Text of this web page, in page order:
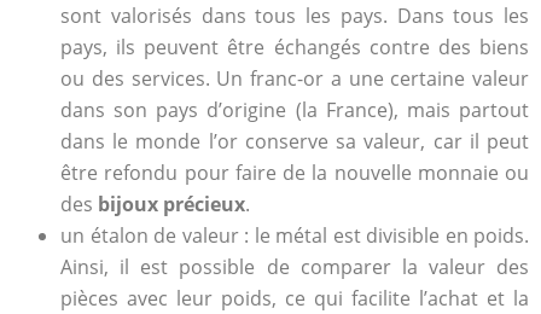
sont valorisés dans tous les pays. Dans tous les
pays, ils peuvent être échangés contre des biens
ou des services. Un franc-or a une certaine valeur
dans son pays d’origine (la France), mais partout
dans le monde l’or conserve sa valeur, car il peut
être refondu pour faire de la nouvelle monnaie ou
des bijoux précieux.
un étalon de valeur : le métal est divisible en poids.
Ainsi, il est possible de comparer la valeur des
pièces avec leur poids, ce qui facilite l’achat et la